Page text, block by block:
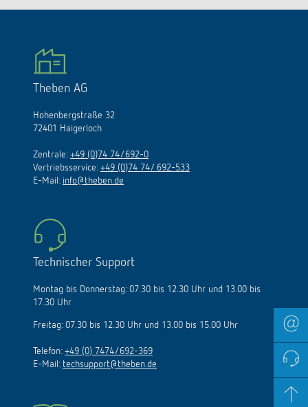
Theben AG
Hohenbergstraße 32
72401 Haigerloch
Zentrale: +49 (0)74 74/692-0
Vertriebsservice: +49 (0)74 74/ 692-533
E-Mail: info@theben.de
Technischer Support
Montag bis Donnerstag: 07.30 bis 12.30 Uhr und 13.00 bis
17.30 Uhr
Freitag: 07.30 bis 12.30 Uhr und 13.00 bis 15.00 Uhr
Telefon: +49 (0) 7474/692-369
E-Mail: techsupport@theben.de